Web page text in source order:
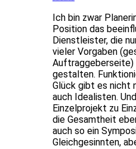
Ich bin zwar
Position das
Dienstleister, die
vieler Vorgaben
Auftraggeberseite)
gestalten.
Glück gibt es nicht
auch Idealisten.
Einzelprojekt zu
die Gesamtheit
auch so ein
Gleichgesinnten,